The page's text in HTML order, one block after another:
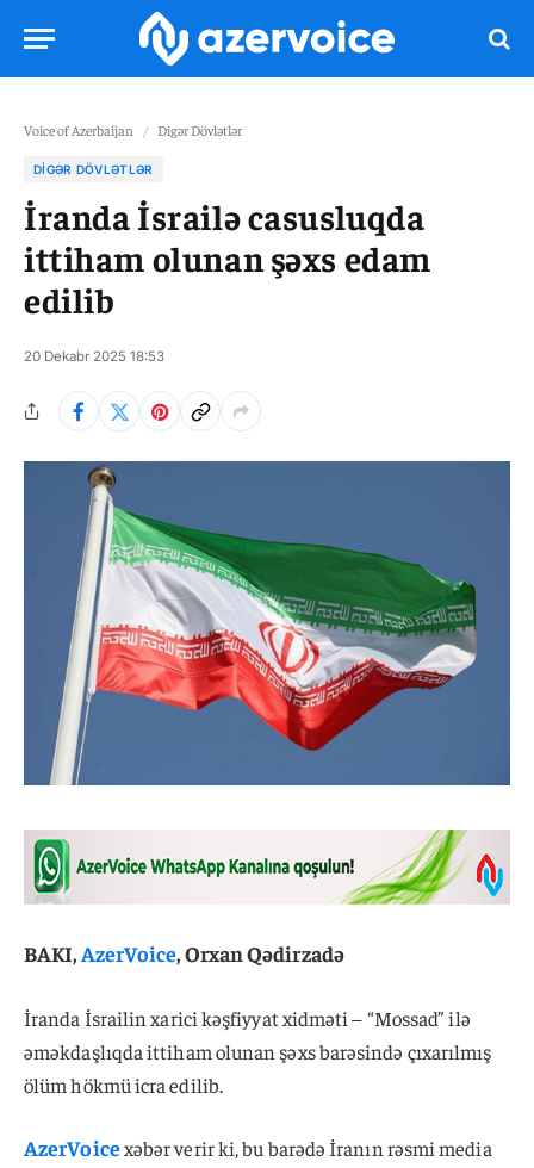
Voice of Azerbaijan / Digər Dövlətlər
DIGƏR DÖVLƏTLƏR
İranda İsrailə casusluqda
ittiham olunan şəxs edam
edilib
20 Dekabr 2025 18:53
BAKI,AzerVoice, Orxan Qədirzadə
İranda İsrailin xarici kəşfiyyat xidməti – “Mossad” ilə
əməkdaşlıqda ittiham olunan şəxs barəsində çıxarılmış
ölüm hökmü icra edilib.
AzerVoicexəbər verir ki, bu barədə İranın rəsmi media